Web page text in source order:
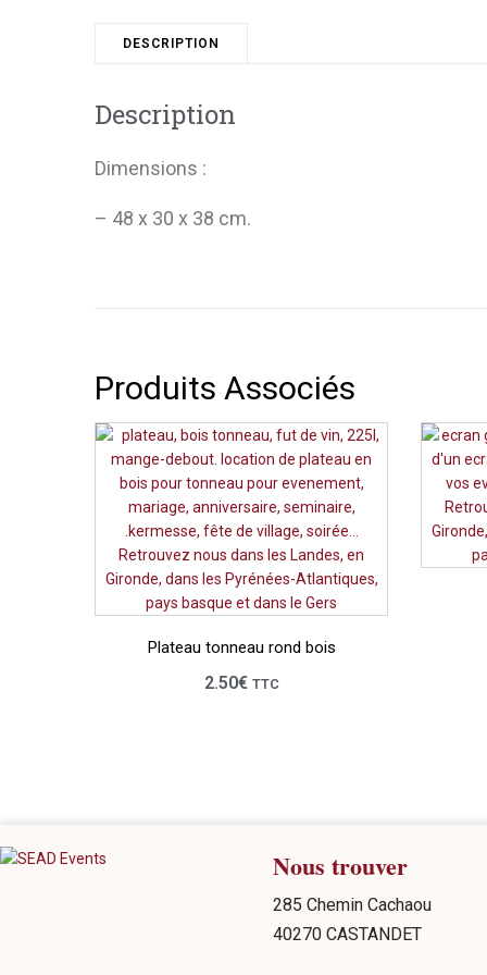
DESCRIPTION
Description
Dimensions :
– 48 x 30 x 38 cm.
Produits Associés
Plateau tonneau rond bois
2.50€ TTC
Nous trouver
285 Chemin Cachaou
40270 CASTANDET